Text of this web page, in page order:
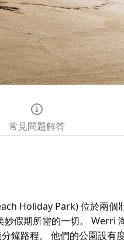
常見問題解答
Holiday Park) 位於兩個
妙假期所需的一切。 Werri
鐘路程。 他們的公園設有